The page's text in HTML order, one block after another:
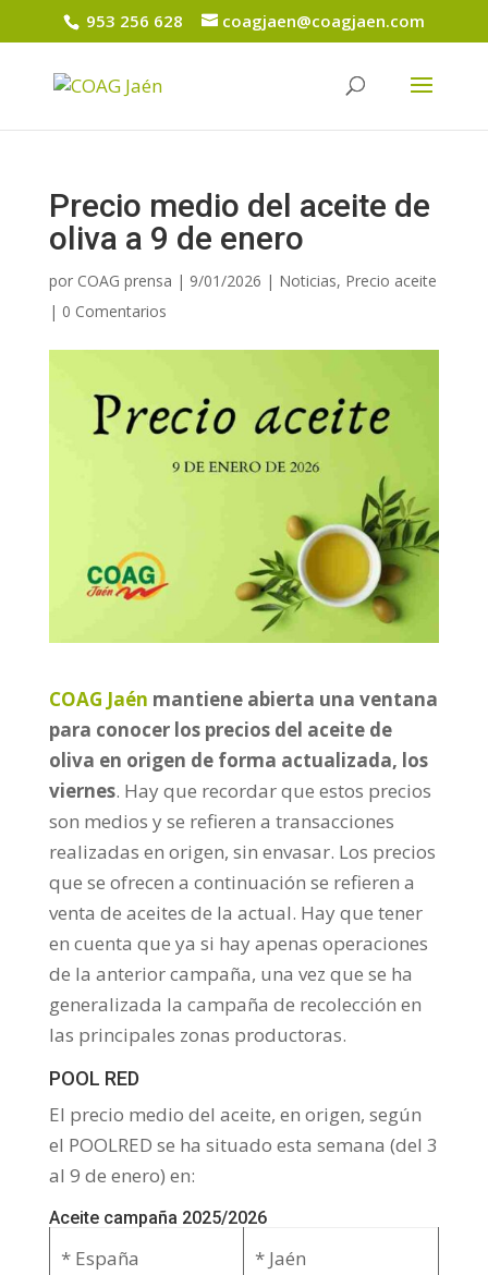
953 256 628 coagjaen@coagjaen.com
Precio medio del aceite de
oliva a 9 de enero
por COAG prensa | 9/01/2026 | Noticias, Precio aceite
| 0 Comentarios
COAG Jaén mantiene abierta una ventana
para conocer los precios del aceite de
oliva en origen de forma actualizada, los
viernes. Hay que recordar que estos precios
son medios y se refieren a transacciones
realizadas en origen, sin envasar. Los precios
que se ofrecen a continuación se refieren a
venta de aceites de la actual. Hay que tener
en cuenta que ya si hay apenas operaciones
de la anterior campaña, una vez que se ha
generalizada la campaña de recolección en
las principales zonas productoras.
POOL RED
El precio medio del aceite, en origen, según
el POOLRED se ha situado esta semana (del 3
al 9 de enero) en:
Aceite campaña 2025/2026
* España * Jaén